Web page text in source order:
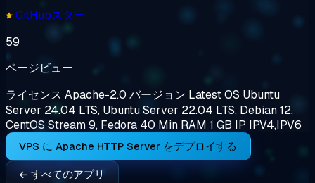
GitHubスター
59
ページビュー
ライセンス Apache-2.0 バージョン LatestOS Ubuntu
Server 24.04 LTS, Ubuntu Server 22.04 LTS, Debian 12,
CentOS Stream 9, Fedora 40 Min RAM 1 GB IP IPV4,IPV6
VPS に Apache HTTP Server をデプロイする
← すべてのアプリ